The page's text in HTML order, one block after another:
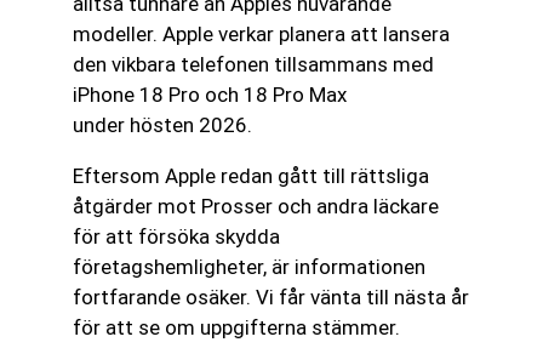
modeller. Apple verkar planera att lansera
den vikbara telefonen tillsammans med
iPhone 18 Pro och 18 Pro Max
under hösten 2026.
Eftersom Apple redan gått till rättsliga
åtgärder mot Prosser och andra läckare
för att försöka skydda
företagshemligheter, är informationen
fortfarande osäker. Vi får vänta till nästa år
för att se om uppgifterna stämmer.